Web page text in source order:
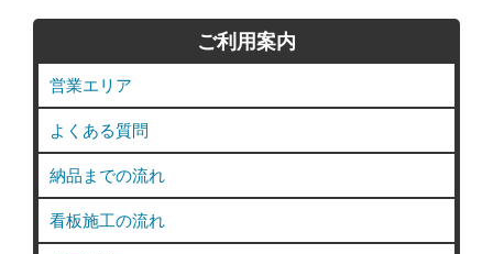
ご利用案内
営業エリア
よくある質問
納品までの流れ
看板施工の流れ